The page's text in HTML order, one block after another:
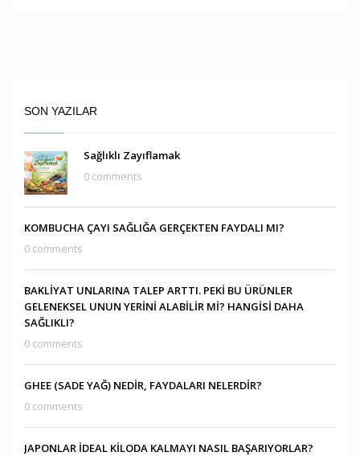
SON YAZILAR
Sağlıklı Zayıflamak
0 comments
KOMBUCHA ÇAYI SAĞLIĞA GERÇEKTEN FAYDALI MI?
0 comments
BAKLİYAT UNLARINA TALEP ARTTI. PEKİ BU ÜRÜNLER
GELENEKSEL UNUN YERİNİ ALABİLİR Mİ? HANGİSİ DAHA
SAĞLIKLI?
0 comments
GHEE (SADE YAĞ) NEDİR, FAYDALARI NELERDİR?
0 comments
JAPONLAR İDEAL KİLODA KALMAYI NASIL BAŞARIYORLAR?